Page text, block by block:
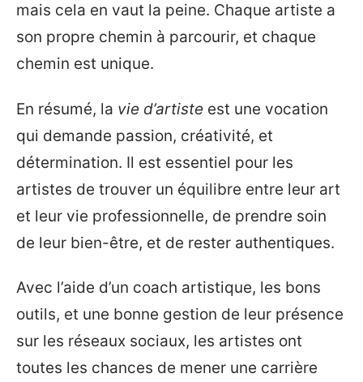
mais cela en vaut la peine. Chaque artiste a
son propre chemin à parcourir, et chaque
chemin est unique.
En résumé, la vie d’artiste est une vocation
qui demande passion, créativité, et
détermination. Il est essentiel pour les
artistes de trouver un équilibre entre leur art
et leur vie professionnelle, de prendre soin
de leur bien-être, et de rester authentiques.
Avec l’aide d’un coach artistique, les bons
outils, et une bonne gestion de leur présence
sur les réseaux sociaux, les artistes ont
toutes les chances de mener une carrière